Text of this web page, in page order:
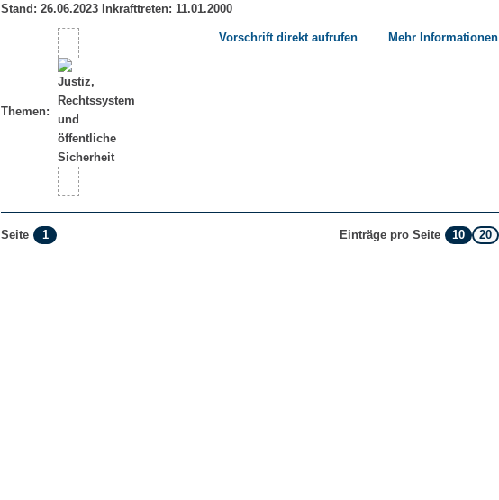
Stand: 26.06.2023 Inkrafttreten: 11.01.2000
Themen:
Vorschrift direkt aufrufen Mehr Informationen
Seite 1 Einträge pro Seite 10 20